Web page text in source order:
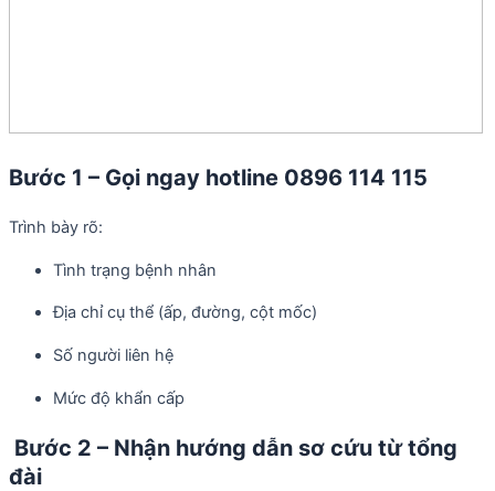
Bước 1 – Gọi ngay hotline 0896 114 115
Trình bày rõ:
Tình trạng bệnh nhân
Địa chỉ cụ thể (ấp, đường, cột mốc)
Số người liên hệ
Mức độ khẩn cấp
Bước 2 – Nhận hướng dẫn sơ cứu từ tổng
đài